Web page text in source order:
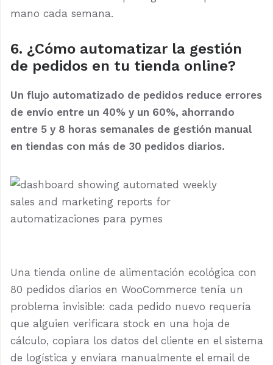
mano cada semana.
6. ¿Cómo automatizar la gestión
de pedidos en tu tienda online?
Un flujo automatizado de pedidos reduce errores
de envío entre un 40% y un 60%, ahorrando
entre 5 y 8 horas semanales de gestión manual
en tiendas con más de 30 pedidos diarios.
Una tienda online de alimentación ecológica con
80 pedidos diarios en WooCommerce tenía un
problema invisible: cada pedido nuevo requería
que alguien verificara stock en una hoja de
cálculo, copiara los datos del cliente en el sistema
de logística y enviara manualmente el email de